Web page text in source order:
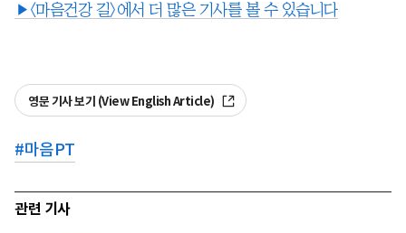
▶<마음건강 길>에서 더 많은 기사를 볼 수 있습니다
영문 기사 보기 (View English Article)
#마음PT
관련 기사